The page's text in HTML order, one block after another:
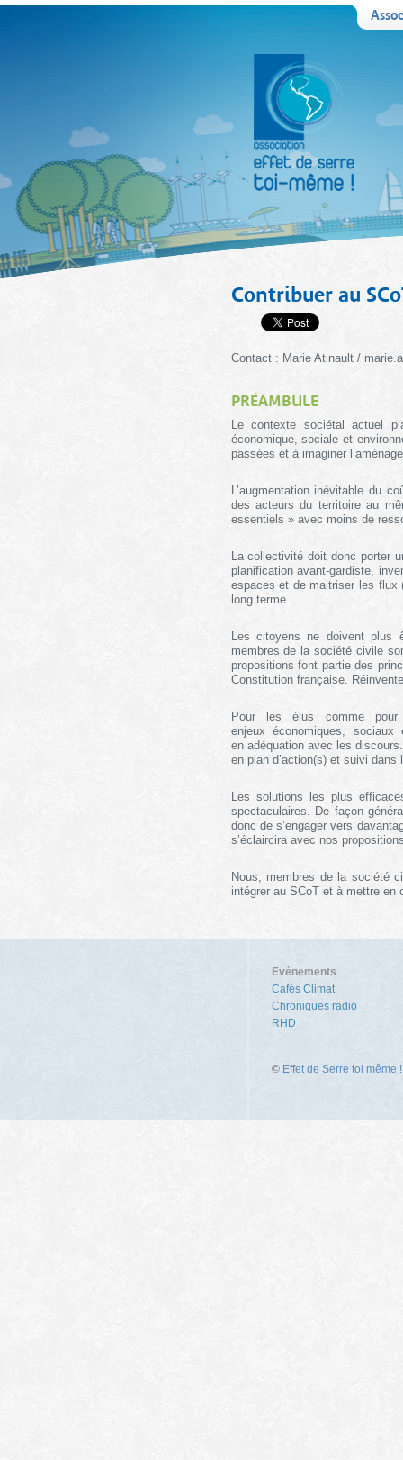
Contribuer au
Contact : Marie Atinault /
PRÉAMBULE
Le contexte sociétal actuel
économique, sociale et
passées et à imaginer
L’augmentation inévitable du
des acteurs du territoire au
essentiels » avec moins de
La collectivité doit donc porter
planification avant-gardiste,
espaces et de maitriser les flux
long terme.
Les citoyens ne doivent plus
membres de la société civile
propositions font partie des
Constitution française.
Pour les élus comme
enjeux économiques,
en adéquation avec les
en plan d’action(s) et suivi
Les solutions les plus
spectaculaires. De façon
donc de s’engager vers
s’éclaircira avec nos
Nous, membres de la société
intégrer au SCoT et à mettre en
Evénements
Cafés Climat
Chroniques radio
RHD
© Effet de Serre toi même !